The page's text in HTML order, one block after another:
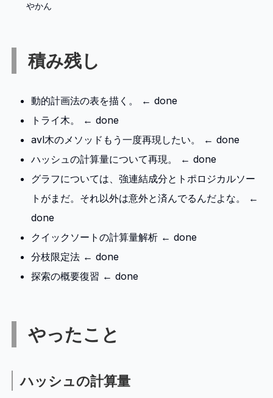
やかん
積み残し
動的計画法の表を描く。 ← done
トライ木。 ← done
avl木のメソッドもう一度再現したい。 ← done
ハッシュの計算量について再現。 ← done
グラフについては、強連結成分とトポロジカルソー
トがまだ。それ以外は意外と済んでるんだよな。 ←
done
クイックソートの計算量解析 ← done
分枝限定法 ← done
探索の概要復習 ← done
やったこと
ハッシュの計算量